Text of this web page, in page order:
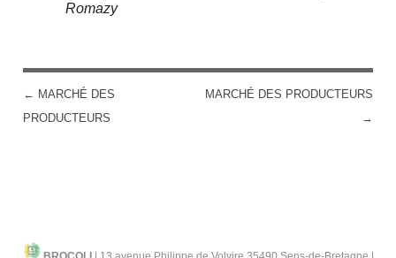
Romazy
POST NAVIGATION
← MARCHÉ DES
PRODUCTEURS
MARCHÉ DES PRODUCTEURS
→